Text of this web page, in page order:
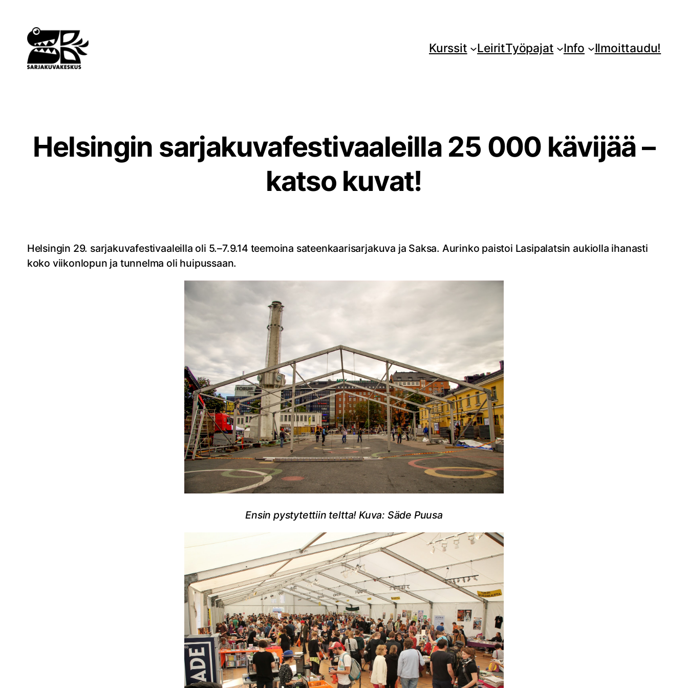
sisältöön
Kurssit LeiritTyöpajat Info Ilmoittaudu!
Helsingin sarjakuvafestivaaleilla 25 000 kävijää –
katso kuvat!
Helsingin 29. sarjakuvafestivaaleilla oli 5.–7.9.14 teemoina sateenkaarisarjakuva ja Saksa. Aurinko paistoi Lasipalatsin aukiolla ihanasti
koko viikonlopun ja tunnelma oli huipussaan.
Ensin pystytettiin teltta! Kuva: Säde Puusa